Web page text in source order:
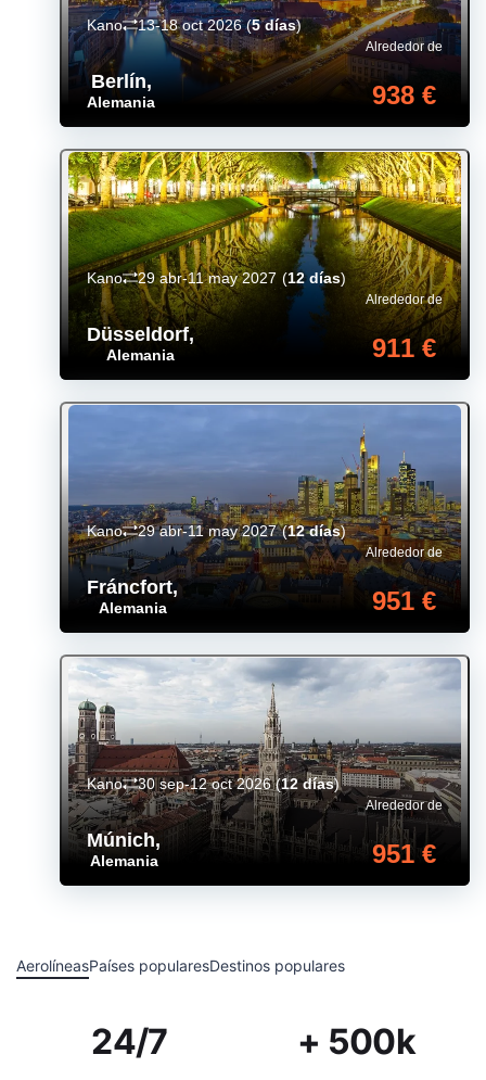
Berlín,
Alemania
Alrededor de
938 €
Kano 13-18 oct 2026(5 días)
Düsseldorf,
Alemania
Alrededor de
911 €
Kano 29 abr-11 may 2027 (12 días)
Fráncfort,
Alemania
Alrededor de
951 €
Kano 29 abr-11 may 2027(12 días)
Múnich,
Alemania
Alrededor de
951 €
Kano 30 sep-12 oct 2026(12 días)
AerolíneasPaíses popularesDestinos populares
24/7 + 500k